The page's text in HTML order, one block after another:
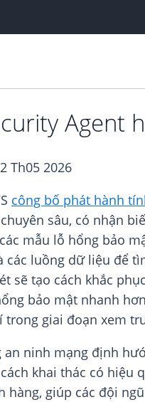
Agent
Th05 2026
công bố phát hành
sâu, có nhận
mẫu lỗ hổng bảo
các luồng dữ liệu để
sẽ tạo cách khắc
bảo mật nhanh
trong giai đoạn xem
an ninh mạng định
khai thác có hiệu
hàng, giúp các đội